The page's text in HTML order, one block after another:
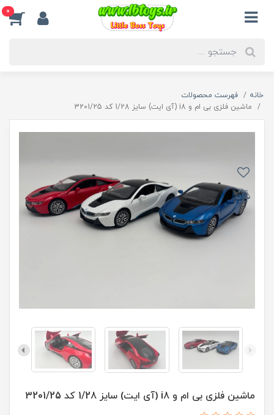
0
خانه
فهرست محصولات
ماشین فلزی بی ام و i8 (آی ایت) سایز 1/28 کد 3201/25
ماشین فلزی بی ام و i8 (آی ایت) سایز 1/28 کد 3201/25